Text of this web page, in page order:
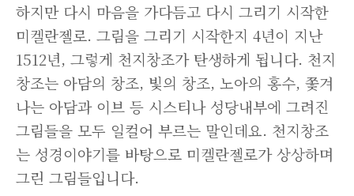
하지만 다시 마음을 가다듬고 다시 그리기 시작한
미켈란젤로. 그림을 그리기 시작한지 4년이 지난
1512년, 그렇게 천지창조가 탄생하게 됩니다. 천지
창조는 아담의 창조, 빛의 창조, 노아의 홍수, 쫓겨
나는 아담과 이브 등 시스티나 성당내부에 그려진
그림들을 모두 일컬어 부르는 말인데요. 천지창조
는 성경이야기를 바탕으로 미켈란젤로가 상상하며
그린 그림들입니다.